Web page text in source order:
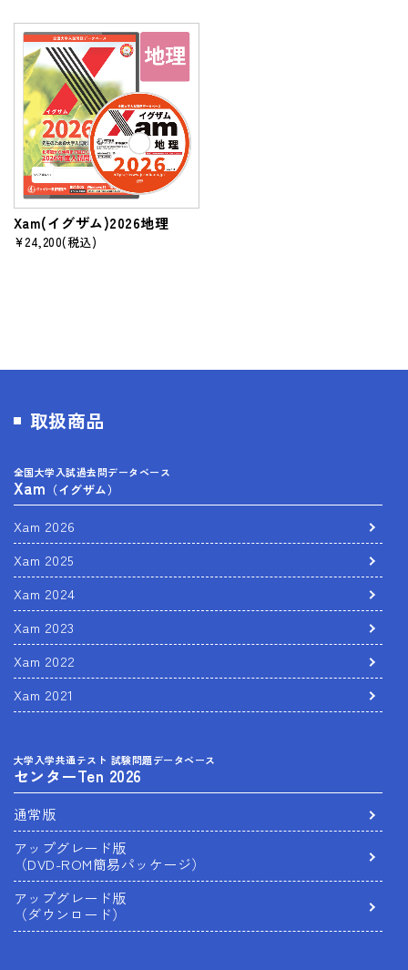
Xam(イグザム)2026地理
¥24,200(税込)
取扱商品
全国大学入試過去問データベース
Xam （イグザム）
Xam 2026
Xam 2025
Xam 2024
Xam 2023
Xam 2022
Xam 2021
大学入学共通テスト 試験問題データベース
センターTen 2026
通常版
アップグレード版
（DVD-ROM簡易パッケージ）
アップグレード版
（ダウンロード）